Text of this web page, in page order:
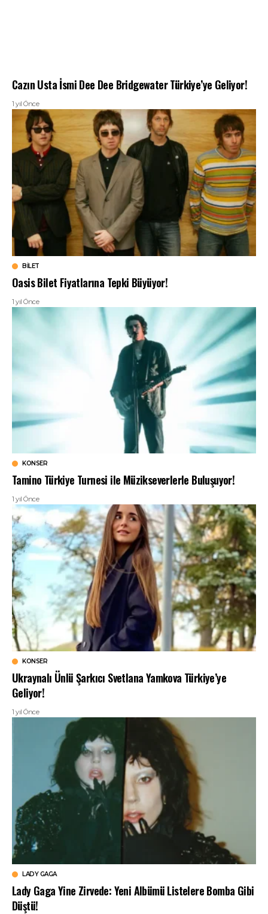
Cazın Usta İsmi Dee Dee Bridgewater Türkiye’ye Geliyor!
1 yıl Önce
BILET
Oasis Bilet Fiyatlarına Tepki Büyüyor!
1 yıl Önce
KONSER
Tamino Türkiye Turnesi ile Müzikseverlerle Buluşuyor!
1 yıl Önce
KONSER
Ukraynalı Ünlü Şarkıcı Svetlana Yamkova Türkiye’ye
Geliyor!
1 yıl Önce
LADY GAGA
Lady Gaga Yine Zirvede: Yeni Albümü Listelere Bomba Gibi
Düştü!